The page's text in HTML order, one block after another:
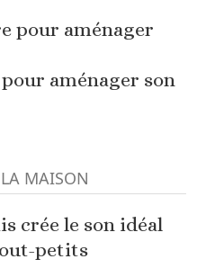
aménager son
MAISON
crée le son idéal
petits